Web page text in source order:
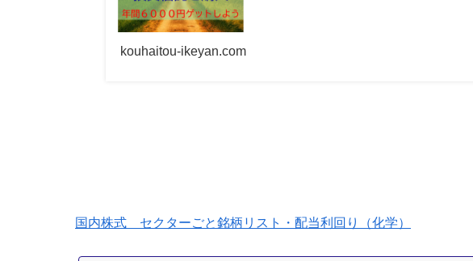
kouhaitou-ikeyan.com
国内株式 セクターごと銘柄リスト・配当利回り（化学）